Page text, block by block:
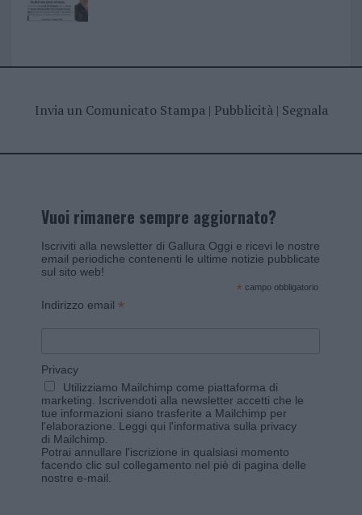
Invia un Comunicato Stampa| Pubblicità| Segnala
Vuoi rimanere sempre aggiornato?
Iscriviti alla newsletter di Gallura Oggi e ricevi le nostre
email periodiche contenenti le ultime notizie pubblicate
sul sito web!
* campo obbligatorio
Indirizzo email *
Privacy
Utilizziamo Mailchimp come piattaforma di
marketing. Iscrivendoti alla newsletter accetti che le
tue informazioni siano trasferite a Mailchimp per
l'elaborazione. Leggi qui l'informativa sulla privacy
di Mailchimp
Potrai annullare l'iscrizione in qualsiasi momento
facendo clic sul collegamento nel piè di pagina delle
nostre e-mail.